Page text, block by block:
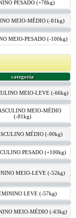
PESADO (+78kg)
MEIO-MÉDIO (-81kg)
MEIO-PESADO (-100kg)
categoria
MEIO-LEVE (-66kg)
MEIO-MÉDIO
(-81kg)
MÉDIO (-90kg)
PESADO (+100kg)
MEIO-LEVE (-52kg)
LEVE (-57kg)
MEIO-MÉDIO (-63kg)